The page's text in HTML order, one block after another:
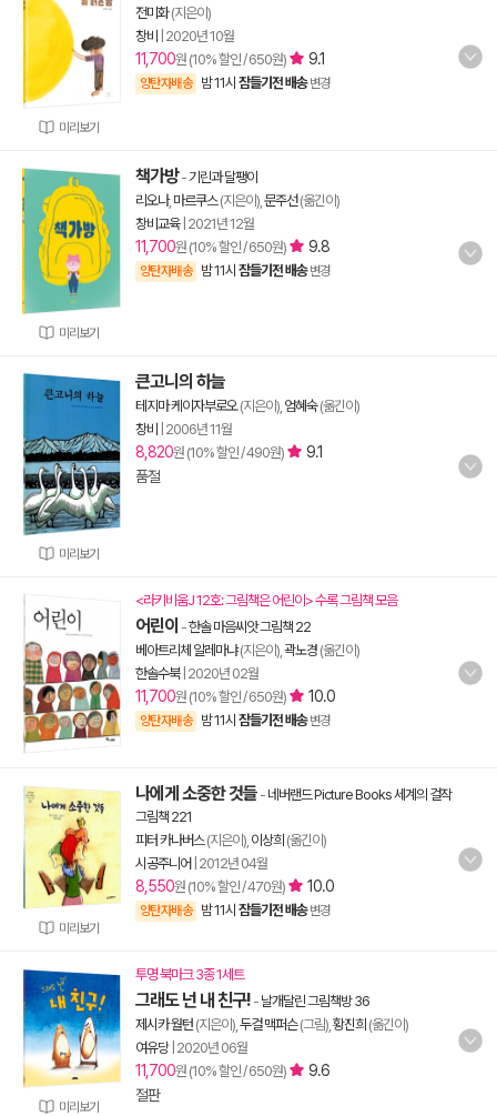
미리보기
전미화(지은이)
창비
2020년 10월
11,700원 (10% 할인 / 650원) 9.1
양탄자배송 밤 11시 잠들기전 배송 변경
미리보기
책가방-기린과 달팽이
리오나, 마르쿠스(지은이), 문주선(옮긴이)
창비교육| 2021년 12월
11,700원 (10% 할인 / 650원) 9.8
양탄자배송 밤 11시 잠들기전 배송 변경
미리보기
큰고니의 하늘
테지마 케이자부로오(지은이), 엄혜숙(옮긴이)
창비
2006년 11월
8,820원 (10% 할인 / 490원)
9.1
품절
<라키비움J 12호: 그림책은 어린이> 수록 그림책 모음
어린이 -한솔 마음씨앗 그림책 22
베아트리체 알레마냐(지은이), 곽노경 (옮긴이)
한솔수북| 2020년 02월
11,700원 (10% 할인 / 650원) 10.0
양탄자배송 밤 11시 잠들기전 배송 변경
미리보기
나에게 소중한 것들 - 네버랜드 Picture Books 세계의 걸작
그림책 221
피터 카나버스(지은이), 이상희 (옮긴이)
시공주니어 2012년 04월
8,550원 (10% 할인 / 470원) 10.0
양탄자배송 밤 11시 잠들기전 배송 변경
미리보기
투명 북마크 3종 1세트
그래도 넌 내 친구! - 날개달린 그림책방 36
제시카 월턴 (지은이), 두걸 맥퍼슨(그림), 황진희 (옮긴이)
여유당| 2020년 06월
11,700원 (10% 할인 / 650원)
9.6
절판